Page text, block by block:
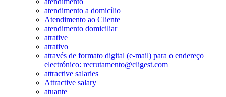
atendimento a domicílio
Atendimento ao Cliente
atendimento domiciliar
atrative
atrativo
através de formato digital (e-mail) para o endereço
electrónico: recrutamento@cligest.com
attractive salaries
Attractive salary
atuante